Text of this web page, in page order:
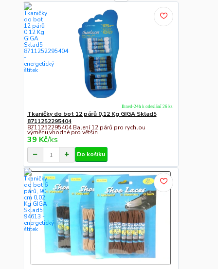
Tkaničky do bot 12 párů 0,12 Kg GIGA Sklad5
8711252295404
8711252295404 Balení 12 párů pro rychlou
výměnu,vhodné pro většin...
39 Kč/ks
Ihned-24h k odeslání 26 ks
Do košíku